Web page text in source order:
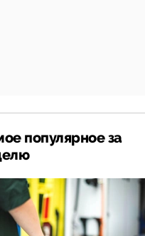
популярное за